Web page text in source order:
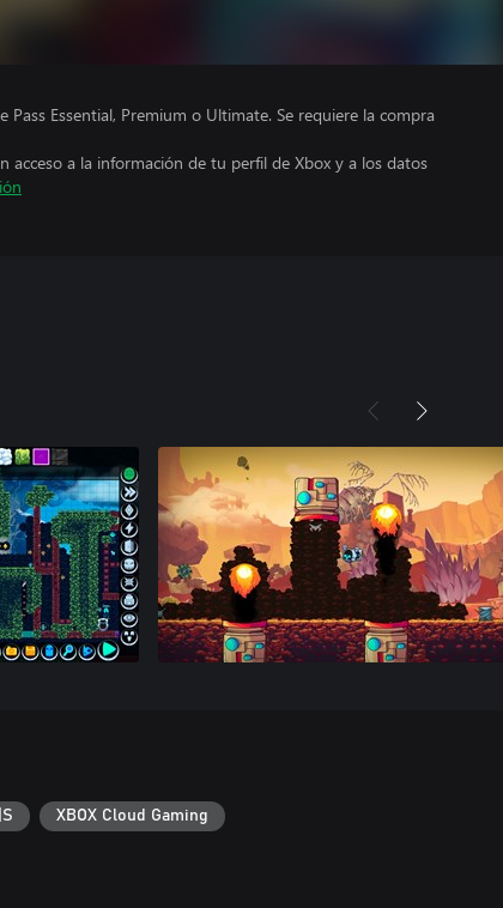
Essential, Premium o Ultimate. Se requiere la compra
acceso a la información de tu perfil de Xbox y a los datos
XBOX Cloud Gaming